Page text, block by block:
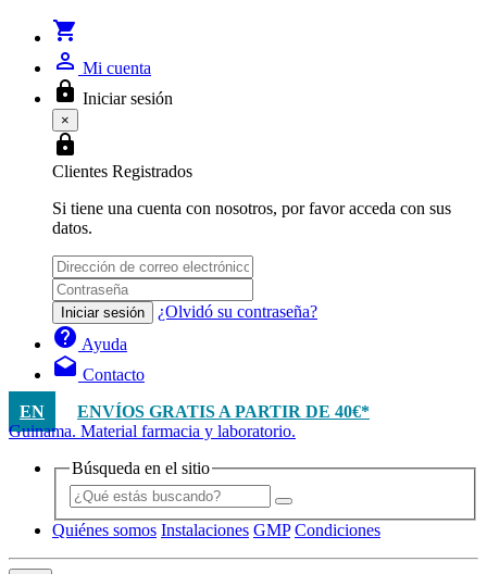
shopping_cart
person_outline Mi cuenta
lock Iniciar sesión
×
lock
Clientes Registrados
Si tiene una cuenta con nosotros, por favor acceda con sus
datos.
Iniciar sesión ¿Olvidó su contraseña?
help Ayuda
drafts Contacto
EN
ENVÍOS GRATIS A PARTIR DE 40€*
Guinama. Material farmacia y laboratorio.
Búsqueda en el sitio
Quiénes somos Instalaciones GMP Condiciones